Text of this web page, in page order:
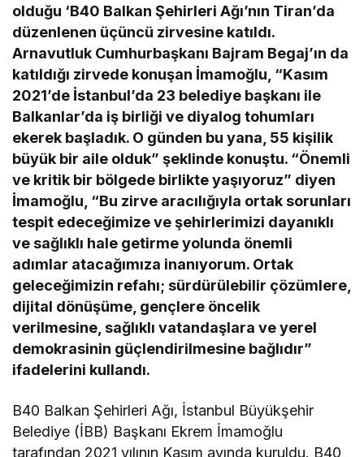
olduğu ‘B40 Balkan Şehirleri Ağı’nın Tiran’da
düzenlenen üçüncü zirvesine katıldı.
Arnavutluk Cumhurbaşkanı Bajram Begaj’ın da
katıldığı zirvede konuşan İmamoğlu, “Kasım
2021’de İstanbul’da 23 belediye başkanı ile
Balkanlar’da iş birliği ve diyalog tohumları
ekerek başladık. O günden bu yana, 55 kişilik
büyük bir aile olduk” şeklinde konuştu. “Önemli
ve kritik bir bölgede birlikte yaşıyoruz” diyen
İmamoğlu, “Bu zirve aracılığıyla ortak sorunları
tespit edeceğimize ve şehirlerimizi dayanıklı
ve sağlıklı hale getirme yolunda önemli
adımlar atacağımıza inanıyorum. Ortak
geleceğimizin refahı; sürdürülebilir çözümlere,
dijital dönüşüme, gençlere öncelik
verilmesine, sağlıklı vatandaşlara ve yerel
demokrasinin güçlendirilmesine bağlıdır”
ifadelerini kullandı.
B40 Balkan Şehirleri Ağı, İstanbul Büyükşehir
Belediye (İBB) Başkanı Ekrem İmamoğlu
tarafından 2021 yılının Kasım ayında kuruldu. B40